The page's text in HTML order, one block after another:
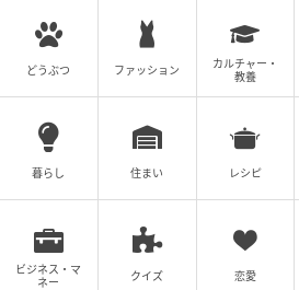
どうぶつ ファッション
カルチャー・
教養
暮らし 住まい レシピ
ビジネス・マ
ネー
クイズ 恋愛